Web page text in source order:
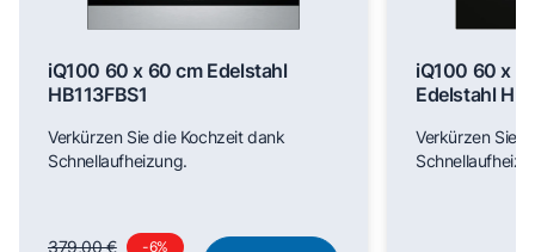
iQ100 60 x 60 cm Edelstahl
HB113FBS1
Verkürzen Sie die Kochzeit dank
Schnellaufheizung.
379,00 € -6%
iQ100 60 x
Edelstahl
Verkürzen Sie